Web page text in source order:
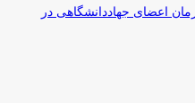
اعضای جهاددانشگاهی در